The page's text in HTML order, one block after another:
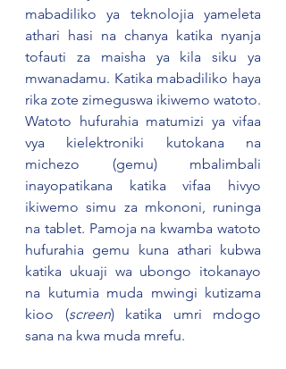
mabadiliko ya teknolojia yameleta
athari hasi na chanya katika nyanja
tofauti za maisha ya kila siku ya
mwanadamu. Katika mabadiliko haya
rika zote zimeguswa ikiwemo watoto.
Watoto hufurahia matumizi ya vifaa
vya kielektroniki kutokana na
michezo (gemu) mbalimbali
inayopatikana katika vifaa hivyo
ikiwemo simu za mkononi, runinga
na tablet. Pamoja na kwamba watoto
hufurahia gemu kuna athari kubwa
katika ukuaji wa ubongo itokanayo
na kutumia muda mwingi kutizama
kioo (screen) katika umri mdogo
sana na kwa muda mrefu.